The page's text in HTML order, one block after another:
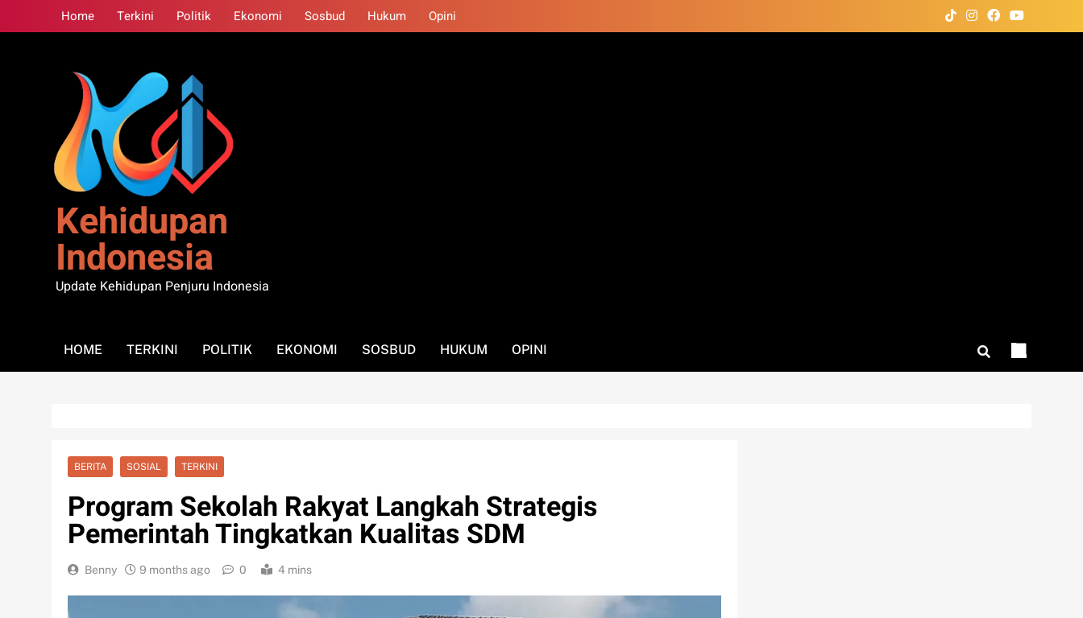
to
Home Terkini Politik Ekonomi Sosbud Hukum Opini
Kehidupan
Indonesia
Update Kehidupan Penjuru Indonesia
HOME TERKINI POLITIK EKONOMI SOSBUD HUKUM OPINI
BERITA SOSIAL TERKINI
Program Sekolah Rakyat Langkah Strategis
Pemerintah Tingkatkan Kualitas SDM
Benny 9 months ago 0 4 mins